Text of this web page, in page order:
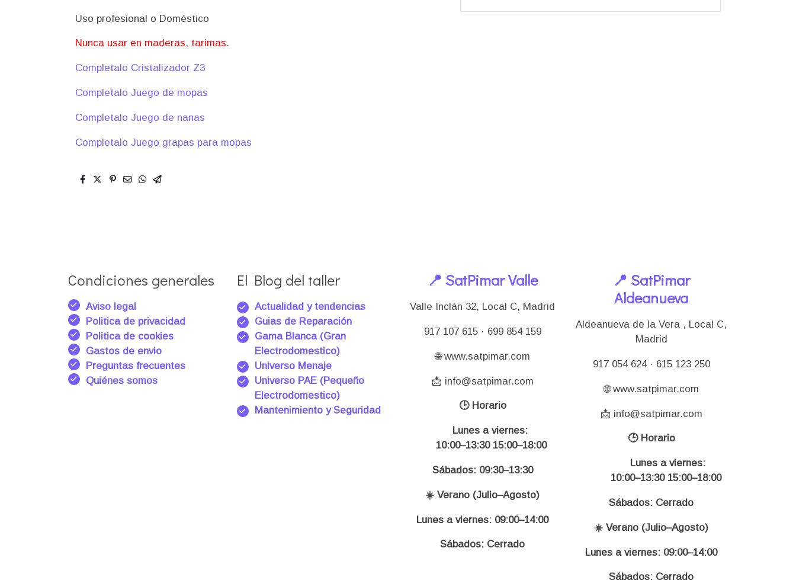
Uso profesional o Doméstico
Nunca usar en maderas, tarimas.
Completalo Cristalizador Z3
Completalo Juego de mopas
Completalo Juego de nanas
Completalo Juego grapas para mopas
Condiciones generales
Aviso legal
Politica de privacidad
Politica de cookies
Gastos de envio
Preguntas frecuentes
Quiénes somos
El Blog del taller
Actualidad y tendencias
Guias de Reparación
Gama Blanca (Gran
Electrodomestico)
Universo Menaje
Universo PAE (Pequeño
Electrodomestico)
Mantenimiento y Seguridad
📍 SatPimar Valle
Valle Inclán 32, Local C, Madrid
917 107 615 · 699 854 159
🌐 www.satpimar.com
📩 info@satpimar.com
🕒 Horario
Lunes a viernes:
10:00–13:30 15:00–18:00
Sábados: 09:30–13:30
☀️ Verano (Julio–Agosto)
Lunes a viernes: 09:00–14:00
Sábados: Cerrado
📍 SatPimar
Aldeanueva
Aldeanueva de la Vera , Local C,
Madrid
917 054 624 · 615 123 250
🌐 www.satpimar.com
📩 info@satpimar.com
🕒 Horario
Lunes a viernes:
10:00–13:30 15:00–18:00
Sábados: Cerrado
☀️ Verano (Julio–Agosto)
Lunes a viernes: 09:00–14:00
Sábados: Cerrado